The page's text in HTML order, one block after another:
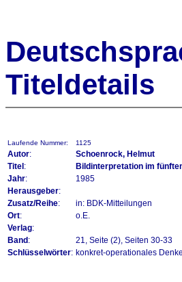
Titeldetails
Laufende Nummer: 1125
Autor:
Schoenrock, Helmut
Titel :
Bildinterpretation im
Jahr:
1985
Herausgeber:
Zusatz/Reihe:
in: BDK-Mitteilungen
Ort:
o.E.
Verlag:
Band :
21, Seite (2), Seiten 30-33
Schlüsselwörter: konkret-operationales